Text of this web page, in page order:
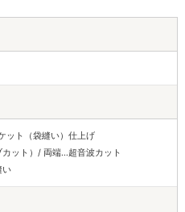
ット（袋縫い）仕上げ
ット）/ 両端…超音波カット
い